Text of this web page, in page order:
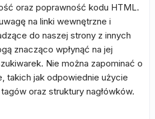
oraz poprawność kodu HTML.
na linki wewnętrzne i
do naszej strony z innych
znacząco wpłynąć na jej
Nie można zapominać o
takich jak odpowiednie użycie
oraz struktury nagłówków.